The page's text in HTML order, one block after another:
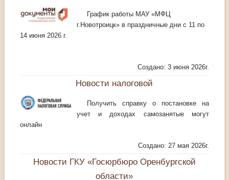
График работы МАУ «МФЦ
г.Новотроицк» в праздничные дни с 11 по
14 июня 2026 г.
Создано: 3 июня 2026г.
Новости налоговой
Получить справку о постановке на
учет и доходах самозанятые могут
онлайн
Создано: 27 мая 2026г.
Новости ГКУ «Госюрбюро Оренбургской
области»